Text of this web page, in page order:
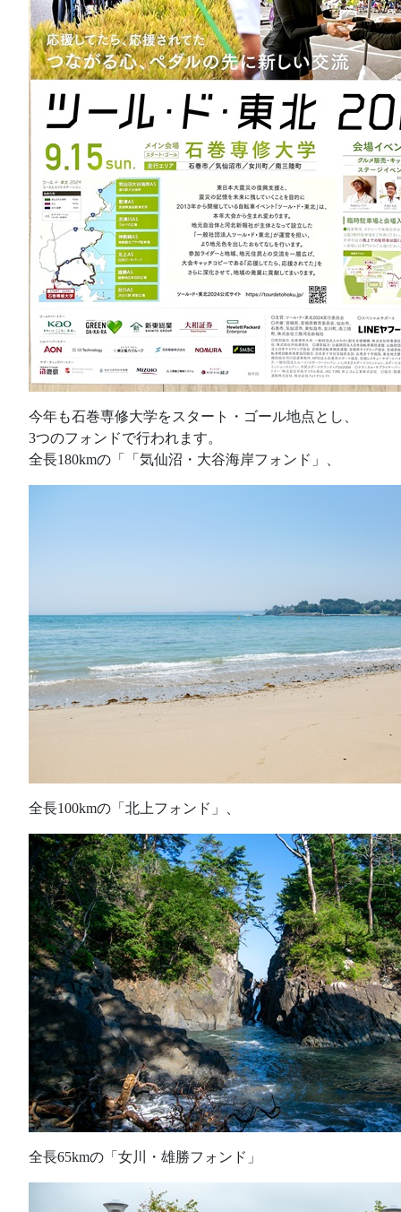
今年も石巻専修大学をスタート・ゴール地点とし、
3つのフォンドで行われます。
全長180kmの「「気仙沼・大谷海岸フォンド」、
全長100kmの「北上フォンド」、
全長65kmの「女川・雄勝フォンド」